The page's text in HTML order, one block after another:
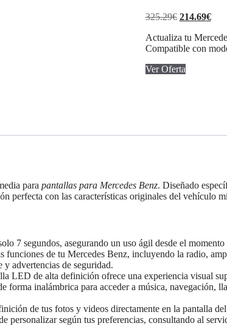
325.29€ El
original
era:
214.69€El
es:
Actualiza tu
Compatible con
Ver Oferta
para pantallas para Mercedes Benz. Diseñado
con las características originales del vehículo
7 segundos, asegurando un uso ágil desde el momento
funciones de tu Mercedes Benz, incluyendo la radio,
advertencias de seguridad.
LED de alta definición ofrece una experiencia visual
forma inalámbrica para acceder a música, navegación,
de tus fotos y videos directamente en la pantalla
personalizar según tus preferencias, consultando al